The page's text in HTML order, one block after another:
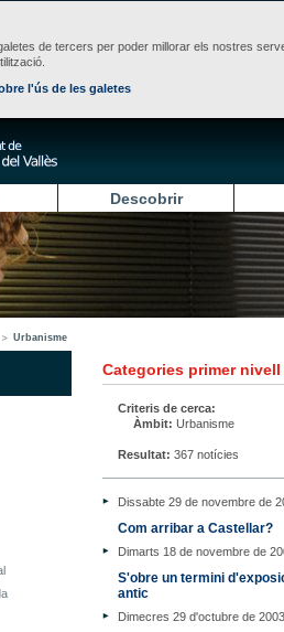
de tercers per poder millorar els nostres
l'ús de les galetes
Descobrir
Urbanisme
Categories primer
Criteris de cerca:
Àmbit: Urbanisme
Resultat: 367 notícies
Dissabte 29 de novembre de
Com arribar a Castellar?
Dimarts 18 de novembre de
S'obre un termini
antic
Dimecres 29 d'octubre de 2003